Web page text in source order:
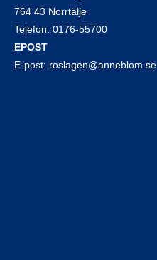
764 43 Norrtälje
Telefon: 0176-55700
EPOST
E-post: roslagen@anneblom.se